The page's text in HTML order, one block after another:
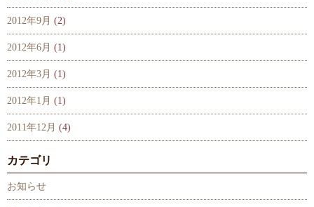
2012年9月 (2)
2012年6月 (1)
2012年3月 (1)
2012年1月 (1)
2011年12月 (4)
カテゴリ
お知らせ